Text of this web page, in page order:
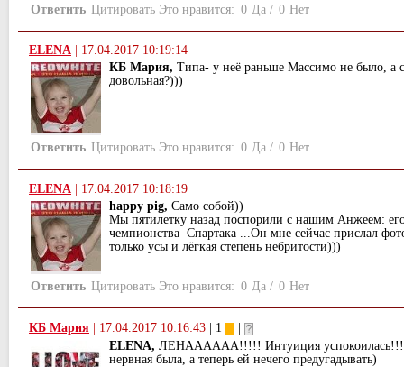
Ответить Цитировать Это нравится: 0 Да / 0 Нет
ELENA
17.04.2017 10:19:14
КБ Мария, Типа- у неё раньше Массимо не было, а
довольная?)))
Ответить Цитировать Это нравится: 0 Да / 0 Нет
ELENA
17.04.2017 10:18:19
happy pig, Само собой))
Мы пятилетку назад поспорили с нашим Анжеем:
чемпионства Спартака ...Он мне сейчас прислал
только усы и лёгкая степень небритости)))
Ответить Цитировать Это нравится: 0 Да / 0 Нет
КБ Мария 17.04.2017 10:16:43 | 1
ELENA, ЛЕНАААААА!!!!! Интуиция успокоилась!!!
нервная была, а теперь ей нечего предугадывать)